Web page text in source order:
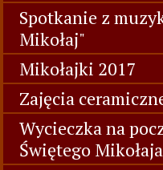
Spotkanie z
Mikołaj"
Mikołajki 2017
Zajęcia
Wycieczka na
Świętego